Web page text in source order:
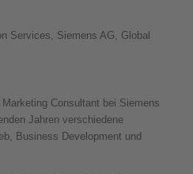
Services, Siemens AG, Global
Consultant bei Siemens
Jahren verschiedene
Business Development und